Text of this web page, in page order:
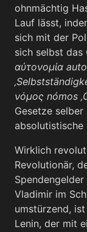
ohnmächtig
Lauf lässt,
sich mit der
sich selbst das
αὐτονομία
νόμος nómos
Gesetze
absolutistische
Wirklich
Revolutionär,
Vladimir im
umstürzend,
Lenin, der mit